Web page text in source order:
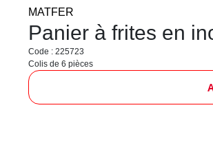
MATFER
Panier à frites en
Code : 225723
Colis de 6 pièces